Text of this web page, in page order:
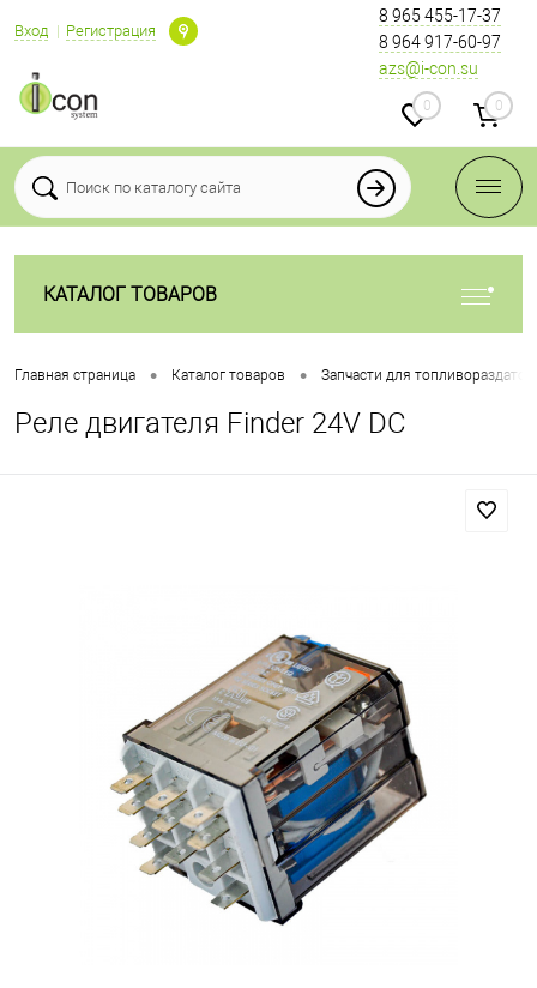
Вход Регистрация
8 965 455-17-37
8 964 917-60-97
azs@i-con.su
0 0
КАТАЛОГ ТОВАРОВ
Главная страница • Каталог товаров • Запчасти для
Реле двигателя Finder 24V DC